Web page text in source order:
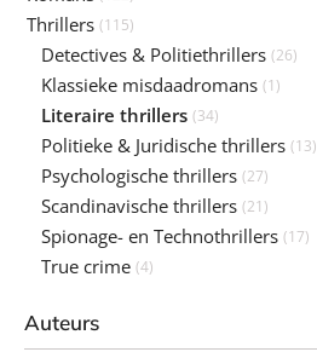
Thrillers (115)
Detectives & Politiethrillers (26)
Klassieke misdaadromans (1)
Literaire thrillers (34)
Politieke & Juridische thrillers (13)
Psychologische thrillers (27)
Scandinavische thrillers (21)
Spionage- en Technothrillers (17)
True crime (4)
Auteurs